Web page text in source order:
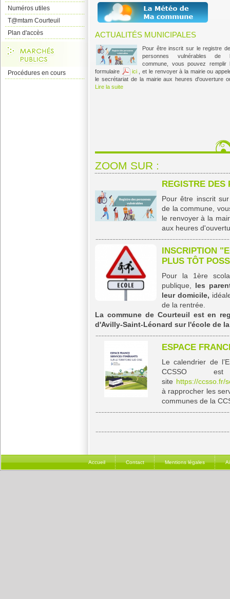
Numéros utiles
T@mtam Courteuil
Plan d'accès
Procédures en cours
ACTUALITÉS MUNICIPALES
Pour être inscrit sur le registre
personnes vulnérables de
commune, vous pouvez remplir
formulaire
ici, et le renvoyer à la mairie ou
le secrétariat de la mairie aux heures d'ouverture
Lire la suite
ZOOM SUR :
REGISTRE DES
Pour être inscrit
de la commune,
le renvoyer à la
aux heures
INSCRIPTION
PLUS TÔT
Pour la 1ère
publique, les
leur domicile,
de la rentrée.
La commune de Courteuil est en
d'Avilly-Saint-Léonard sur l'école de
ESPACE
Le calendrier de
CCSSO
site https://ccsso.fr/
à rapprocher les
communes de la
Accueil Contact Mentions légales